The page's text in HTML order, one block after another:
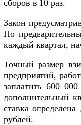
сборов в 10 раз.
Закон
По
каждый квартал,
Точный размер
предприятий,
заплатить 600
дополнительный
ставка
рублей.